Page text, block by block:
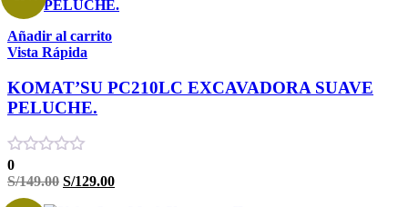
Añadir al carrito
Vista Rápida
KOMAT’SU PC210LC EXCAVADORA SUAVE
PELUCHE.
0
S/149.00 El
S/129.00El